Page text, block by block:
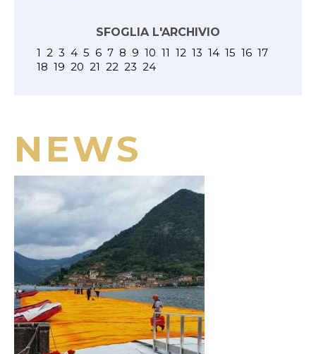
SFOGLIA L'ARCHIVIO
1 2 3 4 5 6 7 8 9 10 11 12 13 14 15 16 17
18 19 20 21 22 23 24
NEWS